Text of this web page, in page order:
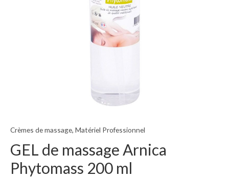
Crèmes de massage, Matériel Professionnel
GEL de massage Arnica
Phytomass 200 ml